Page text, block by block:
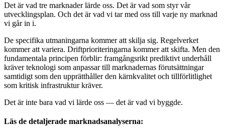
Det är vad tre marknader lärde oss. Det är vad som styr vår
utvecklingsplan. Och det är vad vi tar med oss till varje ny marknad
vi går in i.
De specifika utmaningarna kommer att skilja sig. Regelverket
kommer att variera. Driftprioriteringarna kommer att skifta. Men den
fundamentala principen förblir: framgångsrikt prediktivt underhåll
kräver teknologi som anpassar till marknadernas förutsättningar
samtidigt som den upprätthåller den kärnkvalitet och tillförlitlighet
som kritisk infrastruktur kräver.
Det är inte bara vad vi lärde oss — det är vad vi byggde.
Läs de detaljerade marknadsanalyserna: